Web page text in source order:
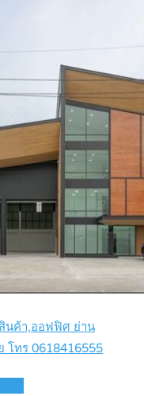
นค้า,ออฟฟิศ ย่าน
โทร 0618416555